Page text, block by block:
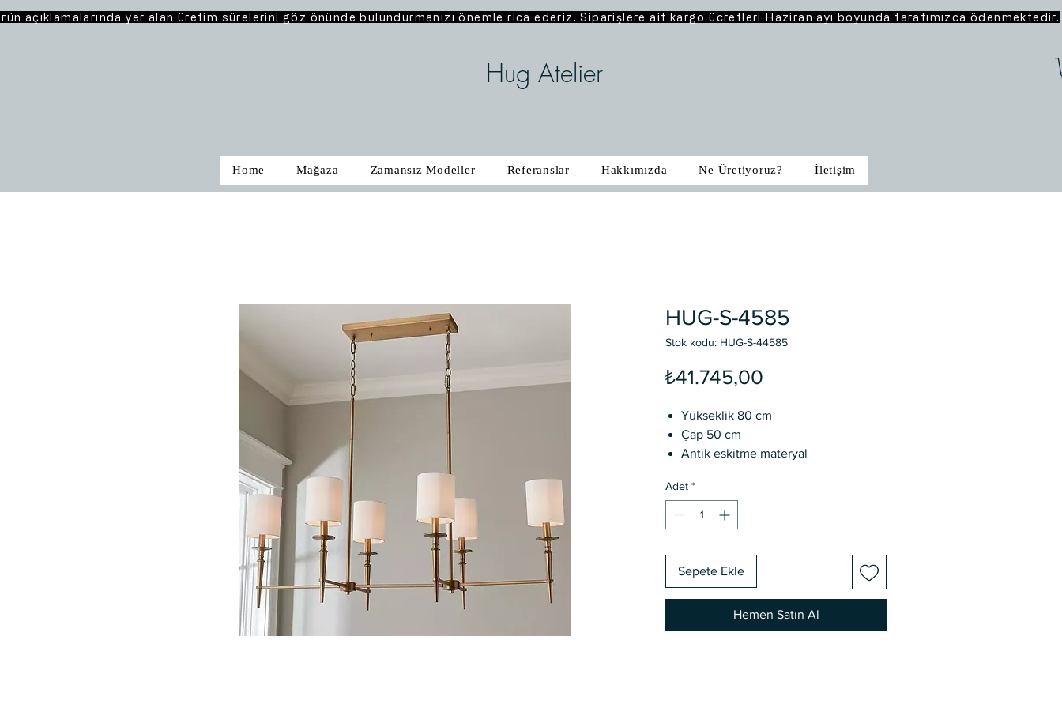
açıklamalarında yer alan üretim sürelerini göz önünde bulundurmanızı önemle rica ederiz. Siparişlere ait kargo ücretleri Haziran ayı boyunda tarafımızca ödenmektedir.
Hug Atelier
Home Mağaza Zamansız Modeller Referanslar Hakkımızda Ne Üretiyoruz? İletişim
HUG-S-4585
Stok kodu: HUG-S-44585
₺41.745,00
Yükseklik 80 cm
Çap 50 cm
Antik eskitme materyal
Renk ve ölçü değişikliği talep
edilebilir.
Özel üretimdir.
Adet *
Sepete Ekle
Hemen Satın Al